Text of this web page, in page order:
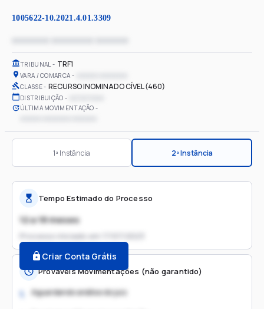
1005622-10.2021.4.01.3309
TRIBUNAL TRF1
VARA / COMARCA
CLASSE RECURSO INOMINADO CÍVEL (460)
DISTRIBUIÇÃO
ÚLTIMA MOVIMENTAÇÃO
1ª Instância 2ª Instância
Tempo Estimado do Processo
12 a 18 meses
Processo iniciado em
Criar Conta Grátis
Prováveis Movimentações (não garantido)
1. Aguardando análise do juiz